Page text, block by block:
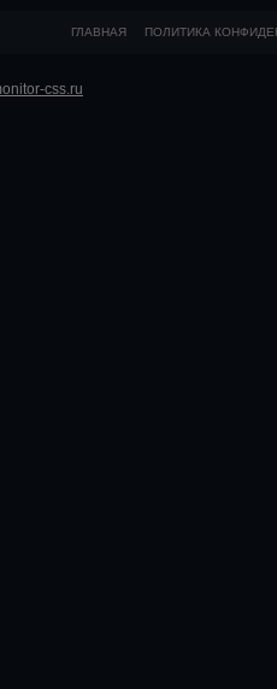
ГЛАВНАЯ ПОЛИТИКА
css.ru